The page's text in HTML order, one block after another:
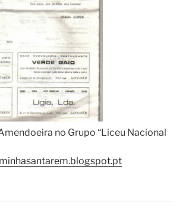
no Grupo “Liceu Nacional